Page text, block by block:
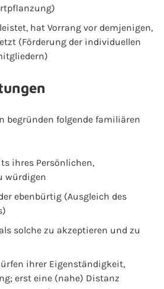
hat Vorrang vor demjenigen,
(Förderung der individuellen
begründen folgende familiären
ihres Persönlichen,
würdigen
ebenbürtig (Ausgleich des
solche zu akzeptieren und zu
ihrer Eigenständigkeit,
erst eine (nahe) Distanz